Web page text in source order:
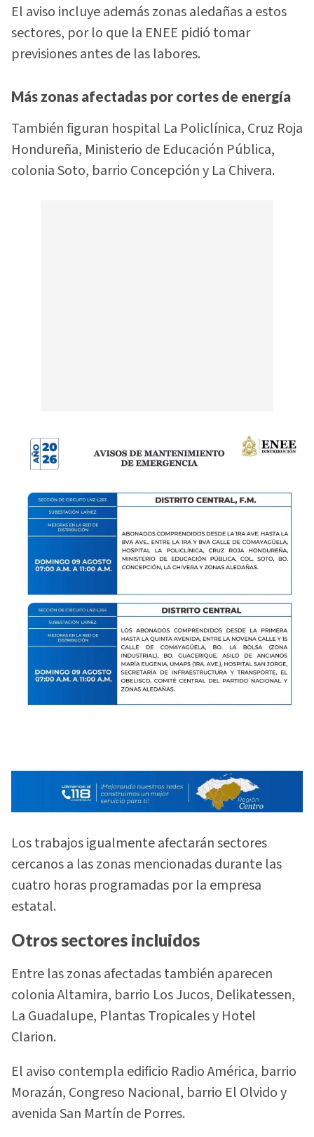
El aviso incluye además zonas aledañas a estos
sectores, por lo que la ENEE pidió tomar
previsiones antes de las labores.
Más zonas afectadas por cortes de energía
También figuran hospital La Policlínica, Cruz Roja
Hondureña, Ministerio de Educación Pública,
colonia Soto, barrio Concepción y La Chivera.
Los trabajos igualmente afectarán sectores
cercanos a las zonas mencionadas durante las
cuatro horas programadas por la empresa
estatal.
Otros sectores incluidos
Entre las zonas afectadas también aparecen
colonia Altamira, barrio Los Jucos, Delikatessen,
La Guadalupe, Plantas Tropicales y Hotel
Clarion.
El aviso contempla edificio Radio América, barrio
Morazán, Congreso Nacional, barrio El Olvido y
avenida San Martín de Porres.